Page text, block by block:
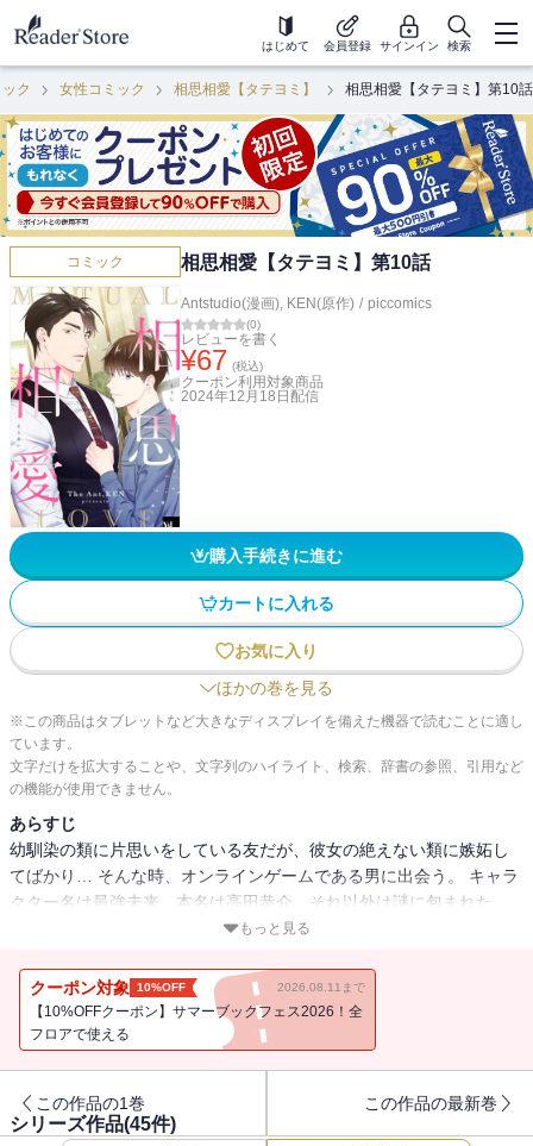
はじめて 会員登録 サインイン 検索
ク 女性コミック 相思相愛【タテヨミ】 相思相愛【タテヨミ】第10話
コミック 相思相愛【タテヨミ】第10話
Antstudio(漫画), KEN(原作) / piccomics
(0)
レビューを書く
¥67 (税込)
クーポン利用対象商品
2024年12月18日 配信
購入手続きに進む
カートに入れる
お気に入り
ほかの巻を見る
※この商品はタブレットなど大きなディスプレイを備えた機器で読むことに適し
ています。
文字だけを拡大することや、文字列のハイライト、検索、辞書の参照、引用など
の機能が使用できません。
あらすじ
幼馴染の類に片思いをしている友だが、彼女の絶えない類に嫉妬し
てばかり… そんな時、オンラインゲームである男に出会う。 キャラ
クター名は最強未来、本名は高田恭介、それ以外は謎に包まれた
男。 そして二人は実際に会う約束をする。 「アイデアライズ？」
さん!? 幼馴染の二人とそこに現れた新たな男の三角関係ラブストー
リー。
もっと見る
クーポン対象 10%OFF 2026.08.11まで
【10%OFFクーポン】サマーブックフェス2026！全
フロアで使える
この作品の1巻 この作品の最新巻
シリーズ作品(45件)